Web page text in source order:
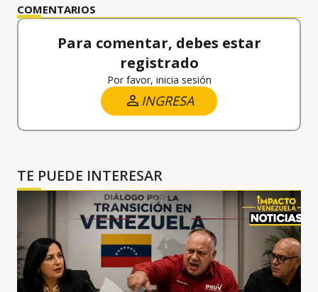
COMENTARIOS
Para comentar, debes estar
registrado
Por favor, inicia sesión
INGRESA
TE PUEDE INTERESAR